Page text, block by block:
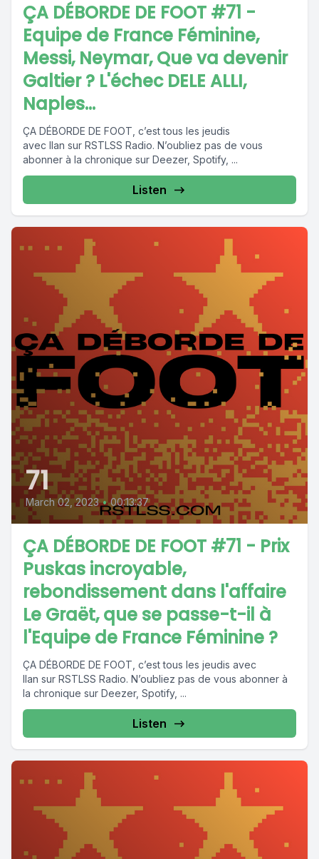
ÇA DÉBORDE DE FOOT #71 -
Equipe de France Féminine,
Messi, Neymar, Que va devenir
Galtier ? L'échec DELE ALLI,
Naples...
ÇA DÉBORDE DE FOOT, c’est tous les jeudis
avec Ilan sur RSTLSS Radio. N’oubliez pas de vous
abonner à la chronique sur Deezer, Spotify, ...
Listen
71
March 02, 2023 • 00:13:37
ÇA DÉBORDE DE FOOT #71 - Prix
Puskas incroyable,
rebondissement dans l'affaire
Le Graët, que se passe-t-il à
l'Equipe de France Féminine ?
ÇA DÉBORDE DE FOOT, c’est tous les jeudis avec
Ilan sur RSTLSS Radio. N’oubliez pas de vous abonner à
la chronique sur Deezer, Spotify, ...
Listen